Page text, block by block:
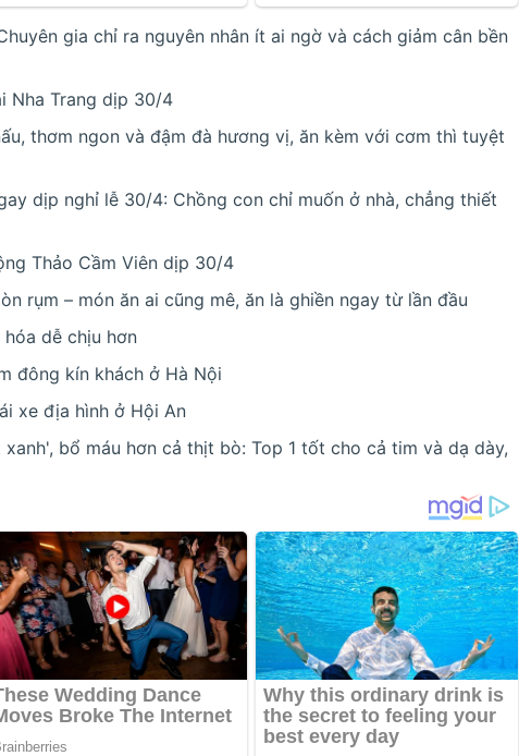
gia chỉ ra nguyên nhân ít ai ngờ và cách giảm cân bền
Nha Trang dịp 30/4
thơm ngon và đậm đà hương vị, ăn kèm với cơm thì tuyệt
dịp nghỉ lễ 30/4: Chồng con chỉ muốn ở nhà, chẳng thiết
Thảo Cầm Viên dịp 30/4
rụm – món ăn ai cũng mê, ăn là ghiền ngay từ lần đầu
dễ chịu hơn
đông kín khách ở Hà Nội
xe địa hình ở Hội An
bổ máu hơn cả thịt bò: Top 1 tốt cho cả tim và dạ dày,